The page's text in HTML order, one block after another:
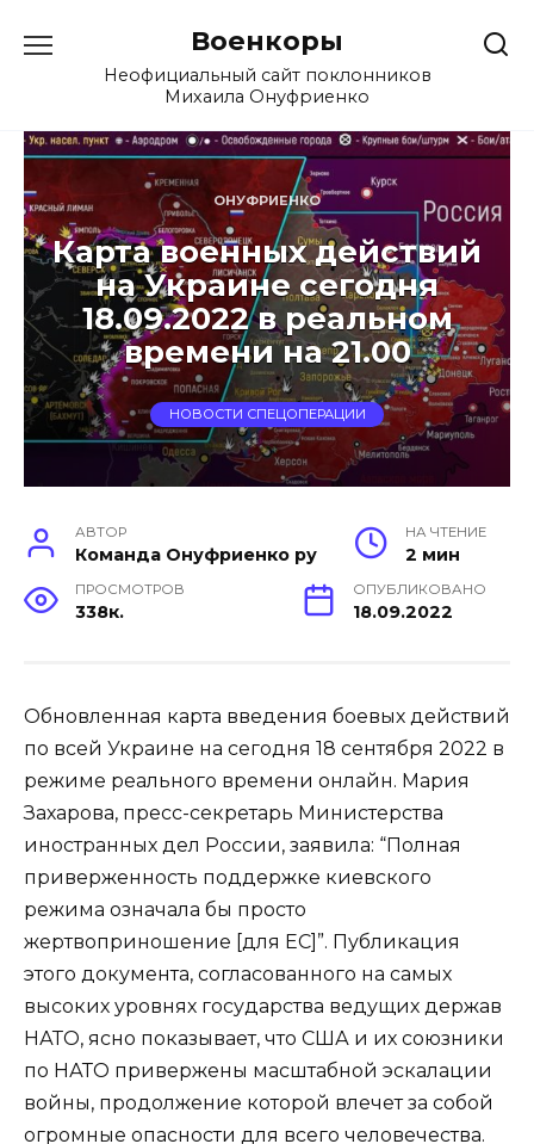
содержанию
Военкоры
Неофициальный сайт поклонников
Михаила Онуфриенко
ОНУФРИЕНКО
Карта военных действий
на Украине сегодня
18.09.2022 в реальном
времени на 21.00
НОВОСТИ СПЕЦОПЕРАЦИИ
АВТОР
Команда Онуфриенко ру
НА ЧТЕНИЕ
2 мин
ПРОСМОТРОВ
338к.
ОПУБЛИКОВАНО
18.09.2022
Обновленная карта введения боевых действий
по всей Украине на сегодня 18 сентября 2022 в
режиме реального времени онлайн. Мария
Захарова, пресс-секретарь Министерства
иностранных дел России, заявила: “Полная
приверженность поддержке киевского
режима означала бы просто
жертвоприношение [для ЕС]”. Публикация
этого документа, согласованного на самых
высоких уровнях государства ведущих держав
НАТО, ясно показывает, что США и их союзники
по НАТО привержены масштабной эскалации
войны, продолжение которой влечет за собой
огромные опасности для всего человечества.